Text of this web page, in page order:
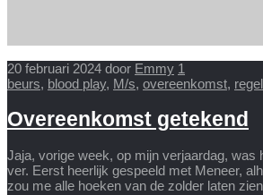
20 februari 2024 door Emmy 1
beurs, blood play, M/s, overeenkomst,
Overeenkomst getekend
Jaja, vorige week, op mijn verjaardag, was
ver. Eerst heerlijk gespeeld met Meneer,
zou me alle hoeken van de zolder laten